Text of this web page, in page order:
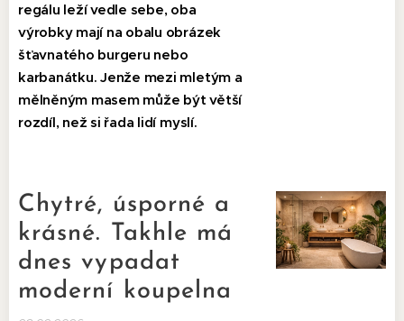
regálu leží vedle sebe, oba
výrobky mají na obalu obrázek
šťavnatého burgeru nebo
karbanátku. Jenže mezi mletým a
mělněným masem může být větší
rozdíl, než si řada lidí myslí.
Chytré, úsporné a
krásné. Takhle má
dnes vypadat
moderní koupelna